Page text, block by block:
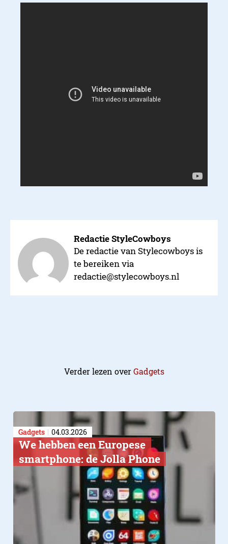
Redactie StyleCowboys
De redactie van Stylecowboys is
te bereiken via
redactie@stylecowboys.nl
Verder lezen overGadgets
Gadgets 04.03.2026
We hebben een Europese
smartphone: de Jolla Phone